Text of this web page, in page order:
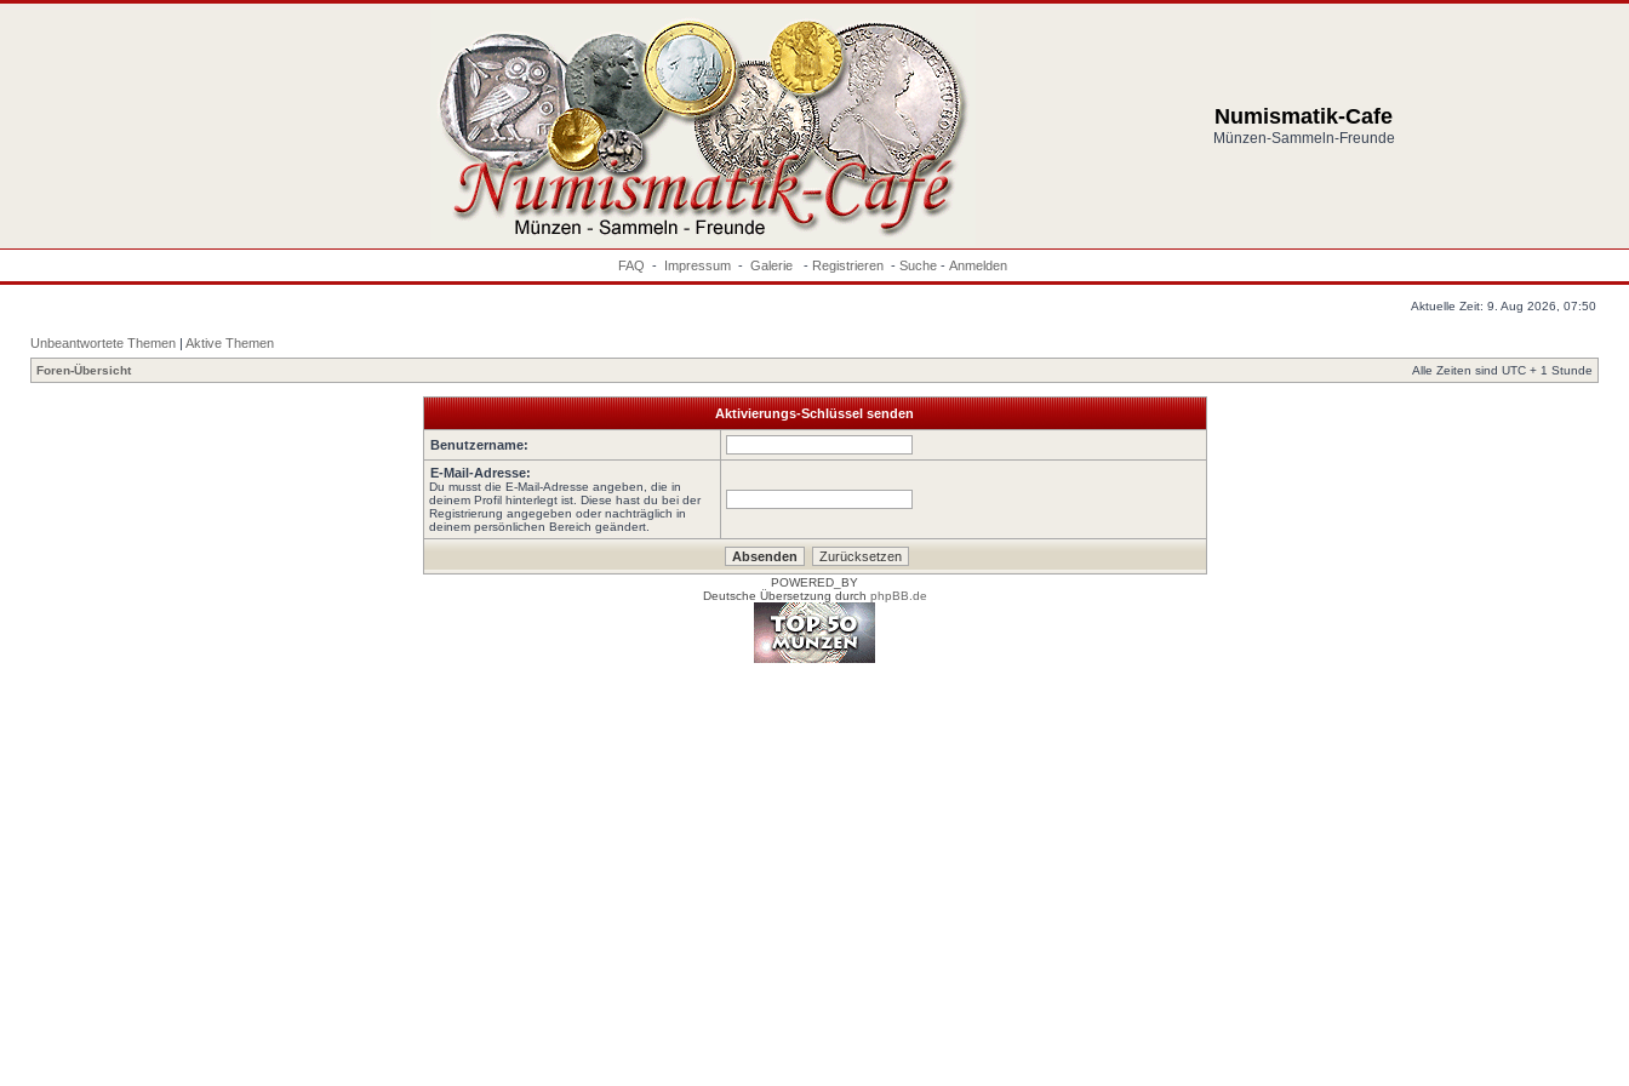
Numismatik-Cafe
Münzen-Sammeln-Freunde
FAQ - Impressum - Galerie - Registrieren - Suche - Anmelden
Aktuelle Zeit: 9. Aug 2026, 07:50
Unbeantwortete Themen | Aktive Themen
Foren-Übersicht Alle Zeiten sind UTC + 1 Stunde
Aktivierungs-Schlüssel senden
Benutzername:
E-Mail-Adresse:
Du musst die E-Mail-Adresse angeben, die in
deinem Profil hinterlegt ist. Diese hast du bei der
Registrierung angegeben oder nachträglich in
deinem persönlichen Bereich geändert.
POWERED_BY
Deutsche Übersetzung durch phpBB.de